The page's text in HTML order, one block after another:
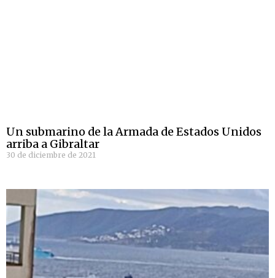
Un submarino de la Armada de Estados Unidos
arriba a Gibraltar
30 de diciembre de 2021